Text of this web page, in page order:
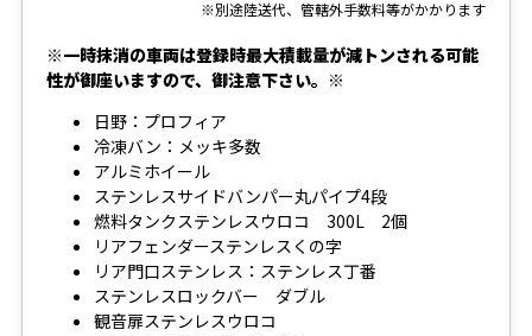
※別途陸送代、管轄外手数料等がかかります
※一時抹消の車両は登録時最大積載量が減トンされる可能
性が御座いますので、御注意下さい。※
日野：プロフィア
冷凍バン：メッキ多数
アルミホイール
ステンレスサイドバンパー丸パイプ4段
燃料タンクステンレスウロコ 300L 2個
リアフェンダーステンレスくの字
リア門口ステンレス：ステンレス丁番
ステンレスロックバー ダブル
観音扉ステンレスウロコ